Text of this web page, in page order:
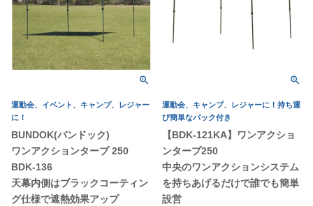
運動会、イベント、キャンプ、レジャー
に！
BUNDOK(バンドック)
ワンアクションタープ 250
BDK-136
天幕内側はブラックコーティン
グ仕様で遮熱効果アップ
運動会、キャンプ、レジャーに！持ち運
び簡単なバック付き
【BDK-121KA】ワンアクショ
ンタープ250
中央のワンアクションシステム
を持ちあげるだけで誰でも簡単
設営